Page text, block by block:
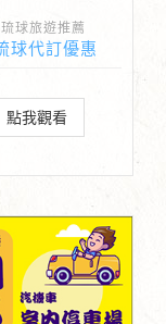
球旅遊推薦
球代訂優惠
點我觀看